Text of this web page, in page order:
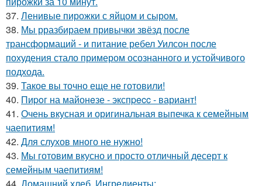
37. Ленивые пирожки с яйцом и сыром.
38. Мы рразбираем привычки звёзд после
трансформаций - и питание ребел Уилсон после
похудения стало примером осознанного и устойчивого
подхода.
39. Такое вы точно еще не готовили!
40. Пиpoг на майонeзе - экспpecc - вариант!
41. Очень вкусная и оригинальная выпечка к семейным
чаепитиям!
42. Для слухов много не нужно!
43. Мы готовим вкусно и просто отличный десерт к
семейным чаепитиям!